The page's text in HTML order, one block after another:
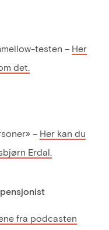
testen – Her
det.
– Her kan du
Erdal.
fra podcasten